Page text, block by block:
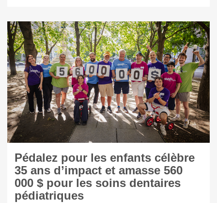
Pédalez pour les enfants célèbre
35 ans d’impact et amasse 560
000 $ pour les soins dentaires
pédiatriques